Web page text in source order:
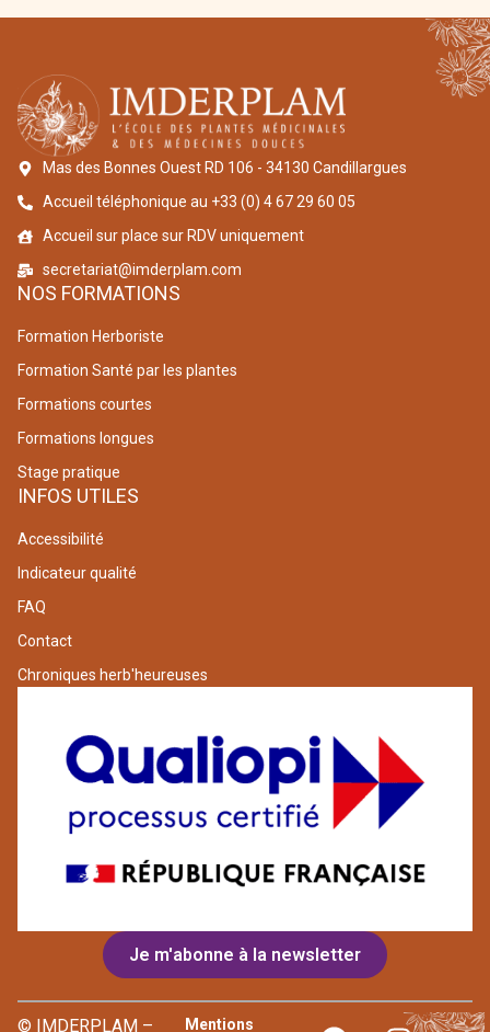
Mas des Bonnes Ouest RD 106 - 34130 Candillargues
Accueil téléphonique au +33 (0) 4 67 29 60 05
Accueil sur place sur RDV uniquement
secretariat@imderplam.com
NOS FORMATIONS
Formation Herboriste
Formation Santé par les plantes
Formations courtes
Formations longues
Stage pratique
INFOS UTILES
Accessibilité
Indicateur qualité
FAQ
Contact
Chroniques herb'heureuses
Je m'abonne à la newsletter
© IMDERPLAM – Mentions